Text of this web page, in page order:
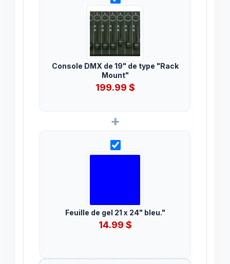
Console DMX de 19" de type "Rack
Mount"
199.99 $
+
Feuille de gel 21 x 24" bleu."
14.99 $